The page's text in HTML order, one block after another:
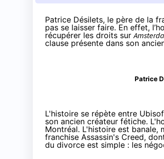
Patrice Désilets, le père de la
pas se laisser faire. En effet,
récupérer les droits sur
clause présente dans son
Patrice
L'histoire se répète entre
son ancien créateur fétiche.
Montréal. L'histoire est banale,
franchise Assassin's Creed,
du divorce est simple : les